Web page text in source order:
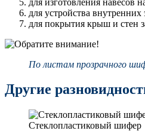
для устройства
для покрытия крыш и стен
По листам прозрачного
Другие
Стеклопластиковый шифер